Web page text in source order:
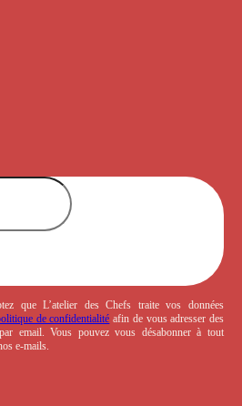
que L’atelier des Chefs traite vos données
de confidentialité afin de vous adresser des
email. Vous pouvez vous désabonner à tout
e-mails.